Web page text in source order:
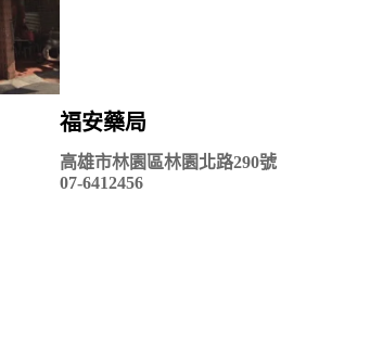
福安藥局
高雄市林園區林園北路290號
07-6412456